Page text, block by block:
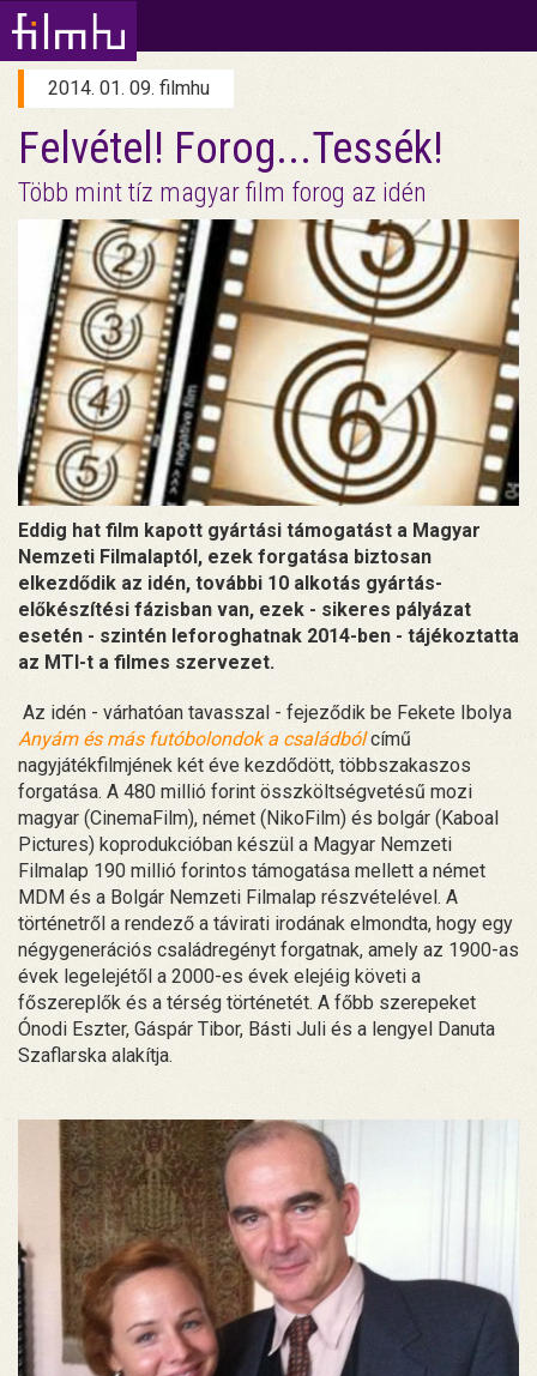
2014. 01. 09. filmhu
Felvétel! Forog...Tessék!
Több mint tíz magyar film forog az idén
Eddig hat film kapott gyártási támogatást a Magyar
Nemzeti Filmalaptól, ezek forgatása biztosan
elkezdődik az idén, további 10 alkotás gyártás-
előkészítési fázisban van, ezek - sikeres pályázat
esetén - szintén leforoghatnak 2014-ben - tájékoztatta
az MTI-t a filmes szervezet.
Az idén - várhatóan tavasszal - fejeződik be Fekete Ibolya
Anyám és más futóbolondok a családbólcímű
nagyjátékfilmjének két éve kezdődött, többszakaszos
forgatása. A 480 millió forint összköltségvetésű mozi
magyar (CinemaFilm), német (NikoFilm) és bolgár (Kaboal
Pictures) koprodukcióban készül a Magyar Nemzeti
Filmalap 190 millió forintos támogatása mellett a német
MDM és a Bolgár Nemzeti Filmalap részvételével. A
történetről a rendező a távirati irodának elmondta, hogy egy
négygenerációs családregényt forgatnak, amely az 1900-as
évek legelejétől a 2000-es évek elejéig követi a
főszereplők és a térség történetét. A főbb szerepeket
Ónodi Eszter, Gáspár Tibor, Básti Juli és a lengyel Danuta
Szaflarska alakítja.